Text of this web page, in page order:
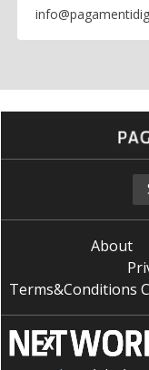
About
Terms&Conditions